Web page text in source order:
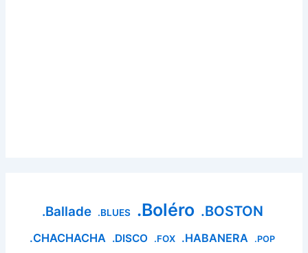
.Ballade .BLUES .Boléro .BOSTON
.CHACHACHA .DISCO .FOX .HABANERA .POP